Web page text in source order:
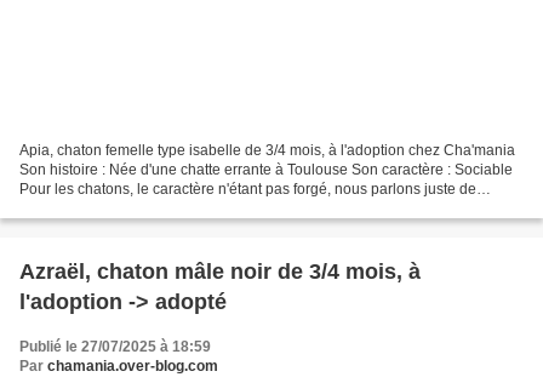
Apia, chaton femelle type isabelle de 3/4 mois, à l'adoption chez Cha'mania
Son histoire : Née d'une chatte errante à Toulouse Son caractère : Sociable
Pour les chatons, le caractère n'étant pas forgé, nous parlons juste de
Azraël, chaton mâle noir de 3/4 mois, à
l'adoption -> adopté
Publié le 27/07/2025 à 18:59
Par chamania.over-blog.com